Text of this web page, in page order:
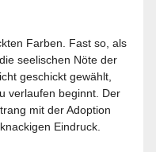
Farben. Fast so, als
seelischen Nöte der
geschickt gewählt,
verlaufen beginnt. Der
mit der Adoption
Eindruck.